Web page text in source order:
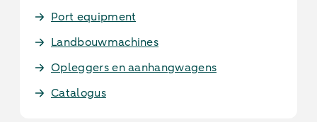
Port equipment
Landbouwmachines
Opleggers en aanhangwagens
Catalogus